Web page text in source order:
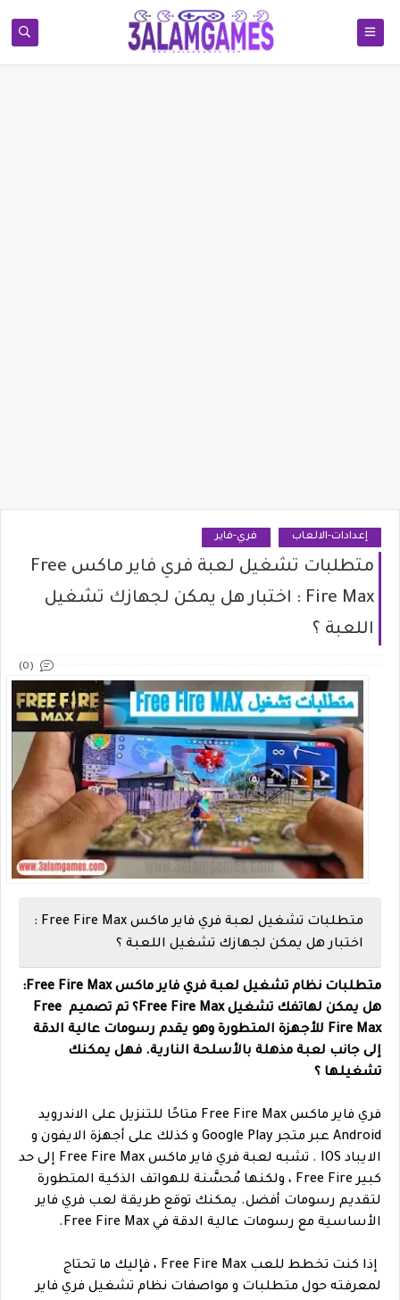
إعدادات-الالعاب فري-فاير
متطلبات تشغيل لعبة فري فاير ماكس Free
Fire Max : اختبار هل يمكن لجهازك تشغيل
اللعبة ؟
(0)
متطلبات تشغيل لعبة فري فاير ماكس Free Fire Max :
اختبار هل يمكن لجهازك تشغيل اللعبة ؟
متطلبات نظام تشغيل لعبة فري فاير ماكس Free Fire Max:
هل يمكن لهاتفك تشغيل Free Fire Max؟ تم تصميم Free
Fire Max للأجهزة المتطورة وهو يقدم رسومات عالية الدقة
إلى جانب لعبة مذهلة بالأسلحة النارية. فهل يمكنك
تشغيلها ؟
فري فاير ماكس Free Fire Max متاحًا للتنزيل على الاندرويد
Android عبر متجر Google Play و كذلك على أجهزة الايفون و
الايباد IOS . تشبه لعبة فري فاير ماكس Free Fire Max إلى حد
كبير Free Fire ، ولكنها مُحسَّنة للهواتف الذكية المتطورة
لتقديم رسومات أفضل. يمكنك توقع طريقة لعب فري فاير
الأساسية مع رسومات عالية الدقة في Free Fire Max.
إذا كنت تخطط للعب Free Fire Max ، فإليك ما تحتاج
لمعرفته حول متطلبات و مواصفات نظام تشغيل فري فاير